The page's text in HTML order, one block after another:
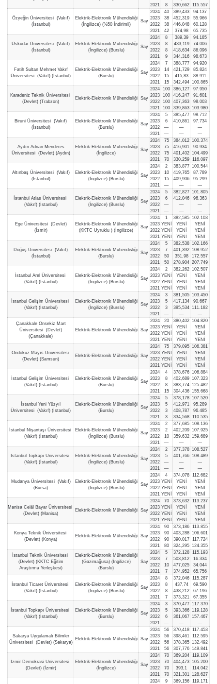
2021
8
330,662
115.557
Özyeğin Üniversitesi (Vakıf)
(İstanbul)
Elektrik-Elektronik Mühendisliği
(İngilizce) (%50 İndirimli)
Say
2024
2023
2022
2021
40
38
38
42
389,433
452,319
446,048
374,98
94.137
55.966
60.128
65.735
Üsküdar Üniversitesi (Vakıf)
(İstanbul)
Elektrik-Elektronik Mühendisliği
(İngilizce) (Burslu)
Say
2024
2023
2022
2021
8
8
8
9
389,39
433,119
418,634
344,316
94.185
74.006
86.096
98.673
Fatih Sultan Mehmet Vakıf
Üniversitesi (Vakıf) (İstanbul)
Elektrik-Elektronik Mühendisliği
(Burslu)
Say
2024
2023
2022
2021
7
14
15
15
388,777
421,729
415,83
342,494
94.920
85.824
88.911
100.865
Karadeniz Teknik Üniversitesi
(Devlet) (Trabzon)
Elektrik-Elektronik Mühendisliği Say
2024
2023
2022
2021
100
100
100
100
386,127
416,247
407,363
339,863
97.950
91.601
98.003
103.980
Biruni Üniversitesi (Vakıf)
(İstanbul)
Elektrik-Elektronik Mühendisliği
(Burslu)
Say
2024
2023
2022
2021
5
6
—
—
385,477
410,861
—
—
98.712
97.734
—
—
Aydın Adnan Menderes
Üniversitesi (Devlet) (Aydın)
Elektrik-Elektronik Mühendisliği
(İngilizce)
Say
2024
2023
2022
2021
75
75
75
70
384,012
416,901
401,402
330,259
100.374
90.934
104.499
116.097
Altınbaş Üniversitesi (Vakıf)
(İstanbul)
Elektrik-Elektronik Mühendisliği
(İngilizce) (Burslu)
Say
2024
2023
2022
2021
2
10
15
—
383,877
419,765
409,906
—
100.544
87.789
95.299
—
İstanbul Atlas Üniversitesi
(Vakıf) (İstanbul)
Elektrik-Elektronik Mühendisliği
(İngilizce) (Burslu)
Say
2024
2023
2022
2021
5
6
—
—
382,827
412,046
—
—
101.805
96.363
—
—
Ege Üniversitesi (Devlet)
(İzmir)
Elektrik-Elektronik Mühendisliği
(KKTC Uyruklu ) (İngilizce)
Say
2024
2023
2022
2021
1
YENİ
YENİ
YENİ
382,585
YENİ
YENİ
YENİ
102.103
YENİ
YENİ
YENİ
Doğuş Üniversitesi (Vakıf)
(İstanbul)
Elektrik-Elektronik Mühendisliği
(Burslu)
Say
2024
2023
2022
2021
5
7
50
50
382,538
401,392
351,98
278,904
102.166
108.952
172.557
207.749
İstanbul Arel Üniversitesi
(Vakıf) (İstanbul)
Elektrik-Elektronik Mühendisliği
(İngilizce) (Burslu)
Say
2024
2023
2022
2021
2
YENİ
YENİ
YENİ
382,262
YENİ
YENİ
YENİ
102.507
YENİ
YENİ
YENİ
İstanbul Gelişim Üniversitesi
(Vakıf) (İstanbul)
Elektrik-Elektronik Mühendisliği
(İngilizce) (Burslu)
Say
2024
2023
2022
2021
3
5
3
—
381,505
417,134
395,534
—
103.450
90.667
111.182
—
Çanakkale Onsekiz Mart
Üniversitesi (Devlet)
(Çanakkale)
Elektrik-Elektronik Mühendisliği Say
2024
2023
2022
2021
20
YENİ
YENİ
YENİ
380,402
YENİ
YENİ
YENİ
104.820
YENİ
YENİ
YENİ
Ondokuz Mayıs Üniversitesi
(Devlet) (Samsun)
Elektrik-Elektronik Mühendisliği Say
2024
2023
2022
2021
75
YENİ
YENİ
YENİ
379,095
YENİ
YENİ
YENİ
106.381
YENİ
YENİ
YENİ
İstanbul Gelişim Üniversitesi
(Vakıf) (İstanbul)
Elektrik-Elektronik Mühendisliği
(Burslu)
Say
2024
2023
2022
2021
4
8
8
15
378,676
402,689
383,774
304,436
106.884
107.323
125.482
155.668
İstanbul Yeni Yüzyıl
Üniversitesi (Vakıf) (İstanbul)
Elektrik-Elektronik Mühendisliği
(Burslu)
Say
2024
2023
2022
2021
5
5
3
3
378,178
412,971
408,787
334,568
107.520
95.289
96.485
110.535
İstanbul Nişantaşı Üniversitesi
(Vakıf) (İstanbul)
Elektrik-Elektronik Mühendisliği
(İngilizce) (Burslu)
Say
2024
2023
2022
2021
2
2
10
—
377,685
402,209
359,632
—
108.136
107.925
159.689
—
İstanbul Topkapı Üniversitesi
(Vakıf) (İstanbul)
Elektrik-Elektronik Mühendisliği
(İngilizce) (Burslu)
Say
2024
2023
2022
2021
2
5
—
—
377,378
401,766
—
—
108.527
108.489
—
—
Mudanya Üniversitesi (Vakıf)
(Bursa)
Elektrik-Elektronik Mühendisliği
(İngilizce) (Burslu)
Say
2024
2023
2022
2021
4
YENİ
YENİ
YENİ
374,078
YENİ
YENİ
YENİ
112.682
YENİ
YENİ
YENİ
Manisa Celâl Bayar Üniversitesi
(Devlet) (Manisa)
Elektrik-Elektronik Mühendisliği Say
2024
2023
2022
2021
70
YENİ
YENİ
YENİ
373,632
YENİ
YENİ
YENİ
113.237
YENİ
YENİ
YENİ
Konya Teknik Üniversitesi
(Devlet) (Konya)
Elektrik-Elektronik Mühendisliği Say
2024
2023
2022
2021
90
90
90
80
373,186
403,288
390,017
324,295
113.855
106.601
117.724
124.355
İstanbul Teknik Üniversitesi
(Devlet) (KKTC Eğitim
Araştırma Yerleşkesi)
Elektrik-Elektronik Mühendisliği
(Gazimağusa) (İngilizce)
(Burslu)
Say
2024
2023
2022
2021
5
7
10
7
372,128
503,812
477,025
374,952
115.193
16.334
34.044
65.756
İstanbul Ticaret Üniversitesi
(Vakıf) (İstanbul)
Elektrik-Elektronik Mühendisliği
(İngilizce) (Burslu)
Say
2024
2023
2022
2021
8
8
8
7
372,046
437,74
438,212
373,321
115.287
69.590
67.196
67.355
İstanbul Topkapı Üniversitesi
(Vakıf) (İstanbul)
Elektrik-Elektronik Mühendisliği
(Burslu)
Say
2024
2023
2022
2021
3
5
6
—
370,477
393,366
361,067
—
117.370
119.128
157.467
—
Sakarya Uygulamalı Bilimler
Üniversitesi (Devlet) (Sakarya)
Elektrik-Elektronik Mühendisliği Say
2024
2023
2022
2021
56
56
56
56
370,418
398,461
378,365
307,776
117.453
112.595
132.492
149.841
İzmir Demokrasi Üniversitesi
(Devlet) (İzmir)
Elektrik-Elektronik Mühendisliği
(İngilizce)
Say
2024
2023
2022
2021
70
70
70
70
369,204
404,473
393,1
321,301
119.109
105.200
114.042
128.627
2024
9
369,156
119.171